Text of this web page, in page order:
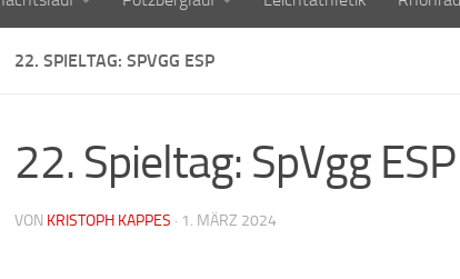
22. SPIELTAG: SPVGG ESP
22. Spieltag: SpVgg ESP
VON KRISTOPH KAPPES · 1. MÄRZ 2024